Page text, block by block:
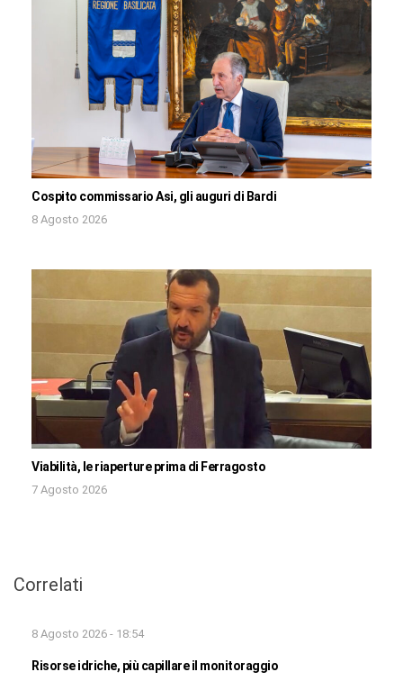
Cospito commissario Asi, gli auguri di Bardi
8 Agosto 2026
Viabilità, le riaperture prima di Ferragosto
7 Agosto 2026
Correlati
8 Agosto 2026 - 18:54
Risorse idriche, più capillare il monitoraggio